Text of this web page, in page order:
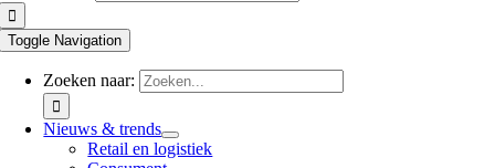
Toggle Navigation
Zoeken naar:
Nieuws & trends
Retail en logistiek